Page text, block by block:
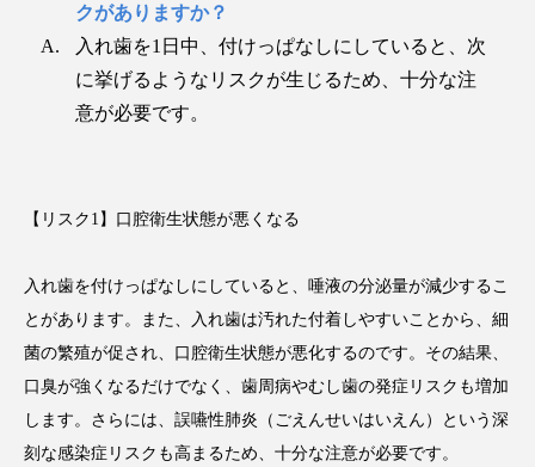
クがありますか？
入れ歯を1日中、付けっぱなしにしていると、次
に挙げるようなリスクが生じるため、十分な注
意が必要です。
【リスク1】口腔衛生状態が悪くなる
入れ歯を付けっぱなしにしていると、唾液の分泌量が減少するこ
とがあります。また、入れ歯は汚れた付着しやすいことから、細
菌の繁殖が促され、口腔衛生状態が悪化するのです。その結果、
口臭が強くなるだけでなく、歯周病やむし歯の発症リスクも増加
します。さらには、誤嚥性肺炎（ごえんせいはいえん）という深
刻な感染症リスクも高まるため、十分な注意が必要です。